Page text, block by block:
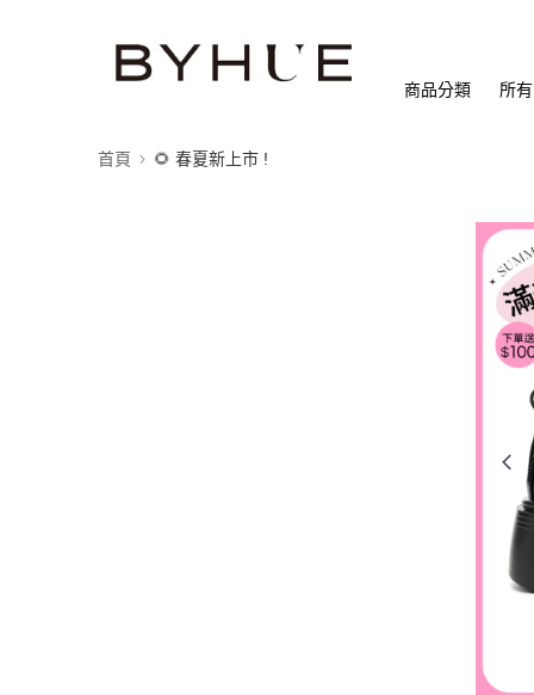
商品分類 所
首頁 🌻 春夏新上市 !